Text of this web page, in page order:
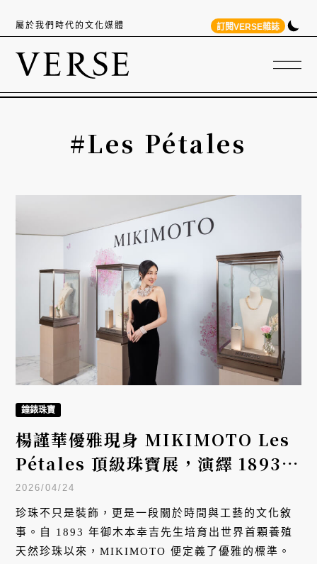
屬於我們時代的文化媒體 訂閱VERSE雜誌
#Les Pétales
鐘錶珠寶
楊謹華優雅現身 MIKIMOTO Les
Pétales 頂級珠寶展，演繹 1893
年的永恆魅力
2026/04/24
珍珠不只是裝飾，更是一段關於時間與工藝的文化敘
事。自 1893 年御木本幸吉先生培育出世界首顆養殖
天然珍珠以來，MIKIMOTO 便定義了優雅的標準。